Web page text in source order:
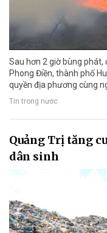
Sau hơn 2 giờ bùng
Phong Điền, thành phố
quyền địa phương cùng
Tin trong nước
Quảng Trị tăng
dân sinh